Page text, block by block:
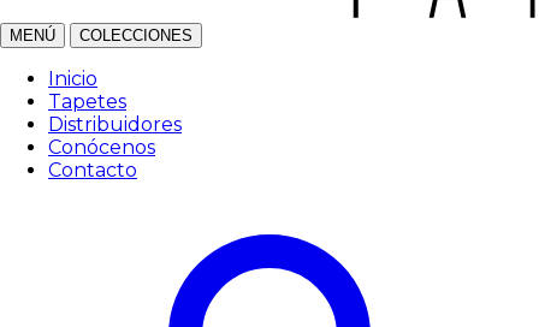
MENÚ COLECCIONES
Inicio
Tapetes
Distribuidores
Conócenos
Contacto